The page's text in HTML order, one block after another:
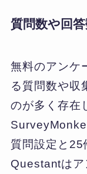
質問数や回
無料のアンケ
る質問数や収
のが多く存在
質問設定と25
Questantはア